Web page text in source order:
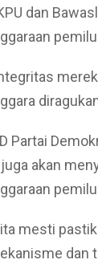
dan
Partai
akan
mesti
dan